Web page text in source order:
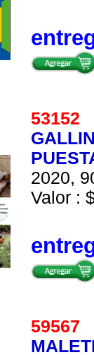
53152
2020,
Valor :
59567